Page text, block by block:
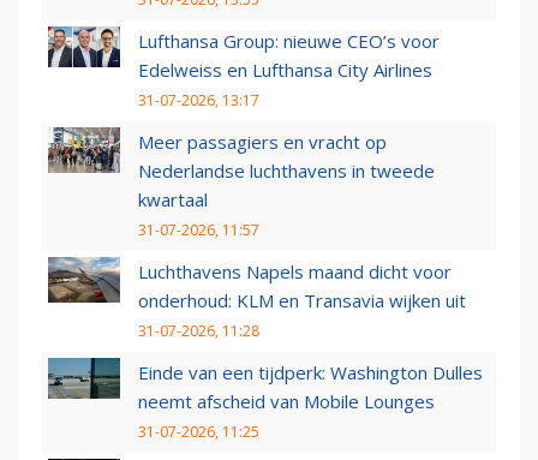
Lufthansa Group: nieuwe CEO’s voor
Edelweiss en Lufthansa City Airlines
31-07-2026, 13:17
Meer passagiers en vracht op
Nederlandse luchthavens in tweede
kwartaal
31-07-2026, 11:57
Luchthavens Napels maand dicht voor
onderhoud: KLM en Transavia wijken uit
31-07-2026, 11:28
Einde van een tijdperk: Washington Dulles
neemt afscheid van Mobile Lounges
31-07-2026, 11:25